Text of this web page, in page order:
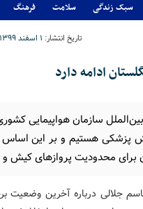
سبک زندگی سلامت فرهنگ
تاریخ انتشار: ۱ اسفند ۱۳۹۹ - ۱۱:۰۶
ادامه دارد
سازمان هواپیمایی
برای محدودیت پروازهای
جلالی درباره آخرین وضعیت